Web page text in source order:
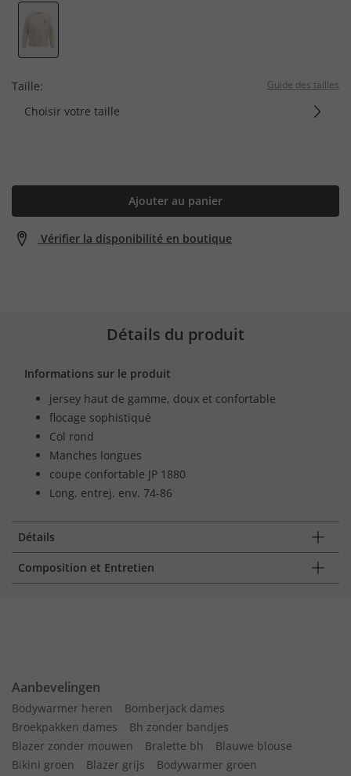
Taille: Guide des tailles
Choisir votre taille
Ajouter au panier
Vérifier la disponibilité en boutique
Détails du produit
Informations sur le produit
jersey haut de gamme, doux et confortable
flocage sophistiqué
Col rond
Manches longues
coupe confortable JP 1880
Long. entrej. env. 74-86
Détails
Composition et Entretien
Aanbevelingen
Bodywarmer heren
Bomberjack dames
Broekpakken dames
Bh zonder bandjes
Blazer zonder mouwen
Bralette bh
Blauwe blouse
Bikini groen
Blazer grijs Bodywarmer groen